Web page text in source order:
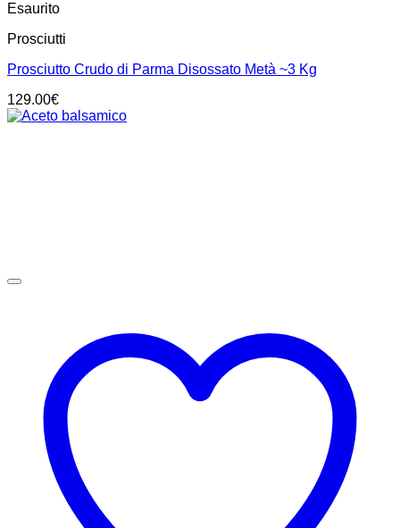
Esaurito
Prosciutti
Prosciutto Crudo di Parma Disossato Metà ~3 Kg
129.00€